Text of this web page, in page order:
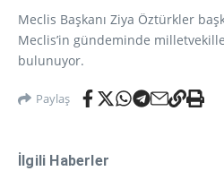
Meclis Başkanı Ziya Öztürkler
Meclis’in gündeminde
bulunuyor.
Paylaş
İlgili Haberler